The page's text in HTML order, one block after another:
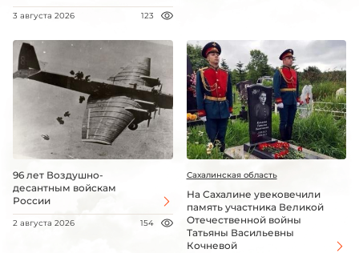
3 августа 2026 123
96 лет Воздушно-
десантным войскам
России
2 августа 2026 154
Сахалинская область
На Сахалине увековечили
память участника Великой
Отечественной войны
Татьяны Васильевны
Кочневой